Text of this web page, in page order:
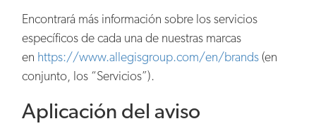
Encontrará más información sobre los servicios
específicos de cada una de nuestras marcas
en https://www.allegisgroup.com/en/brands (en
conjunto, los “Servicios”).
Aplicación del aviso